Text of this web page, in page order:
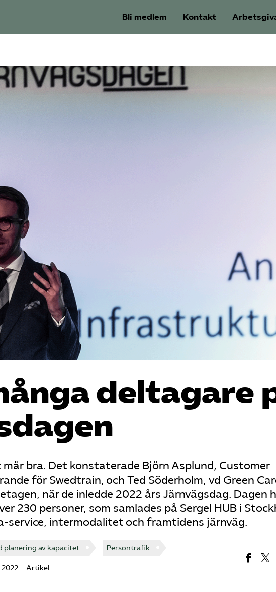
Bli medlem Kontakt
deltagare
mår bra. Det konstaterade Björn Asplund, Customer
för Swedtrain, och Ted Söderholm, vd Green
när de inledde 2022 års Järnvägsdag. Dagen
230 personer, som samlades på Sergel HUB i
intermodalitet och framtidens järnväg.
planering av kapacitet Persontrafik
2022 Artikel